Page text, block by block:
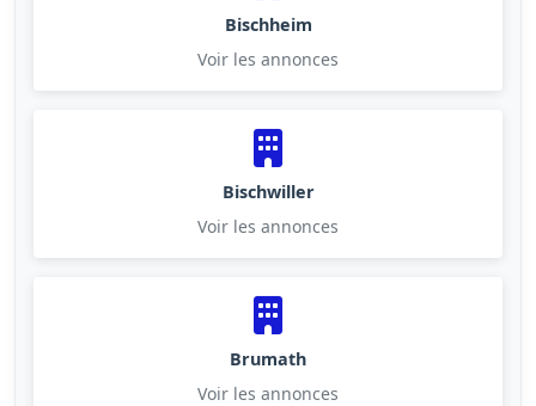
Bischheim
Voir les annonces
Bischwiller
Voir les annonces
Brumath
Voir les annonces